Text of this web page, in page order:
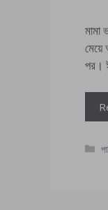
মামা
মেয়ে
পর।